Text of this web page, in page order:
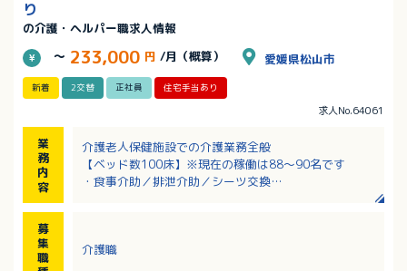
り
の介護・ヘルパー職求人情報
～ 233,000 円 /月（概算） 愛媛県松山市
新着 2交替 正社員 住宅手当あり
求人No.64061
業
務
内
容
介護老人保健施設での介護業務全般
【ベッド数100床】※現在の稼働は88～90名です
・食事介助／排泄介助／シーツ交換
・レクリエーション：有
募
集
職
介護職